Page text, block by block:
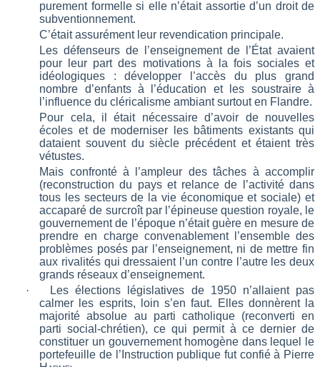
purement formelle si elle n’était assortie d’un droit de
subventionnement.
C’était assurément leur revendication principale.
Les défenseurs de l’enseignement de l’État avaient
pour leur part des motivations à la fois sociales et
idéologiques : développer l’accès du plus grand
nombre d’enfants à l’éducation et les soustraire à
l’influence du cléricalisme ambiant surtout en Flandre.
Pour cela, il était nécessaire d’avoir de nouvelles
écoles et de moderniser les bâtiments existants qui
dataient souvent du siècle précédent et étaient très
vétustes.
Mais confronté à l’ampleur des tâches à accomplir
(reconstruction du pays et relance de l’activité dans
tous les secteurs de la vie économique et sociale) et
accaparé de surcroît par l’épineuse question royale, le
gouvernement de l’époque n’était guère en mesure de
prendre en charge convenablement l’ensemble des
problèmes posés par l’enseignement, ni de mettre fin
aux rivalités qui dressaient l’un contre l’autre les deux
grands réseaux d’enseignement.
·
Les élections législatives de 1950 n’allaient pas
calmer les esprits, loin s’en faut. Elles donnèrent la
majorité absolue au parti catholique (reconverti en
parti social-chrétien), ce qui permit à ce dernier de
constituer un gouvernement homogène dans lequel le
portefeuille de l’Instruction publique fut confié à Pierre